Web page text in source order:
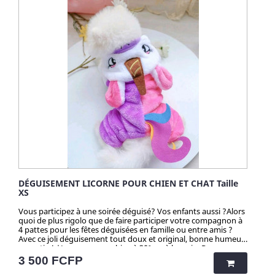
DÉGUISEMENT LICORNE POUR CHIEN ET CHAT Taille
XS
Vous participez à une soirée déguisé? Vos enfants aussi ?Alors
quoi de plus rigolo que de faire participer votre compagnon à
4 pattes pour les fêtes déguisées en famille ou entre amis ?
Avec ce joli déguisement tout doux et original, bonne humeur
garantie ! *Lavage en machine à 30° ou à la main. Repassage
et sèche-linge à éviter. Attention ! Quantité très limitée pour
tous mes produits. N'hésitez pas longtemps avant de vous
Prix
3 500 FCFP